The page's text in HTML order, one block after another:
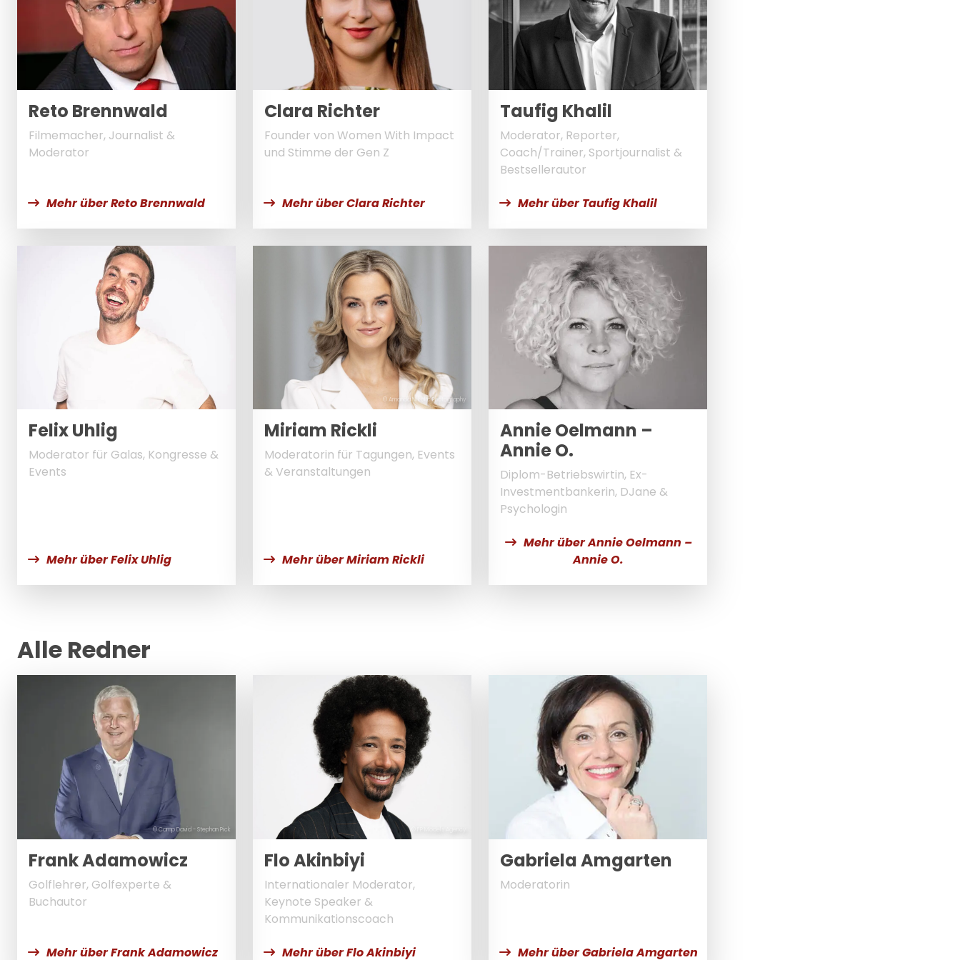
Reto Brennwald
Filmemacher, Journalist &
Moderator
Mehr über Reto Brennwald
Clara Richter
Founder von Women With Impact
und Stimme der Gen Z
Mehr über Clara Richter
Taufig Khalil
Moderator, Reporter,
Coach/Trainer, Sportjournalist &
Bestsellerautor
Mehr über Taufig Khalil
Felix Uhlig
Moderator für Galas, Kongresse &
Events
Mehr über Felix Uhlig
© Amanda Nikolic Photography
Miriam Rickli
Moderatorin für Tagungen, Events
& Veranstaltungen
Mehr über Miriam Rickli
Annie Oelmann –
Annie O.
Diplom-Betriebswirtin, Ex-
Investmentbankerin, DJane &
Psychologin
Mehr über Annie Oelmann –
Annie O.
Alle Redner
© Camp David - Stephan Pick
Frank Adamowicz
Golflehrer, Golfexperte &
Buchautor
Mehr über Frank Adamowicz
Flo Akinbiyi
Internationaler Moderator,
Keynote Speaker &
Kommunikationscoach
Mehr über Flo Akinbiyi
Gabriela Amgarten
Moderatorin
Mehr über Gabriela Amgarten